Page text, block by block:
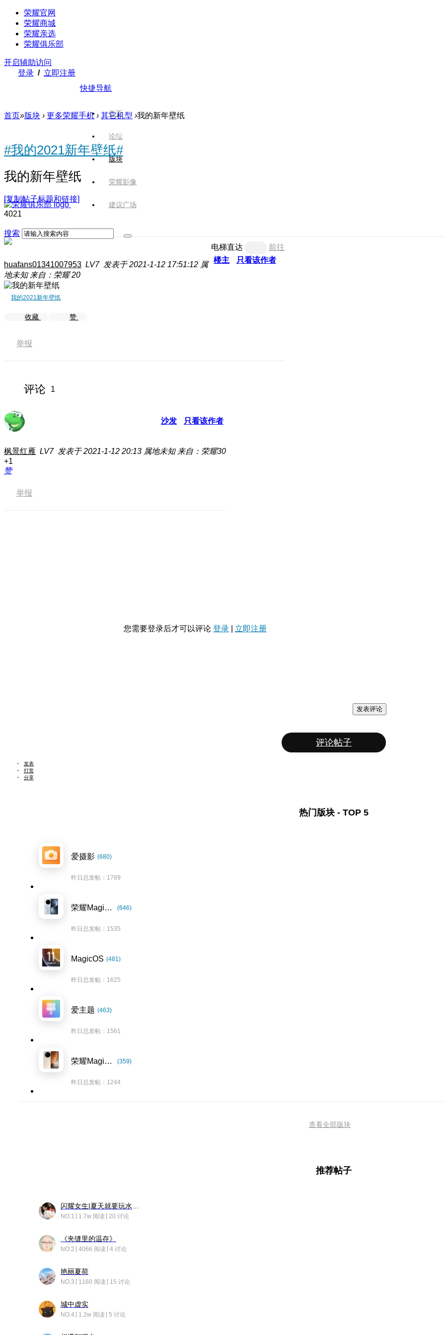
荣耀官网
荣耀商城
荣耀亲选
荣耀俱乐部
开启辅助访问
登录 / 立即注册
快捷导航
首页
论坛
版块
荣耀影像
建议广场
搜索
首页»版块 › 更多荣耀手机 › 其它机型 ›我的新年壁纸
#我的2021新年壁纸#
我的新年壁纸
[复制帖子标题和链接]
4021
电梯直达
前往
楼主
只看该作者
huafans01341007953 LV7 发表于 2021-1-12 17:51:12 属
地未知 来自：荣耀 20
我的2021新年壁纸
收藏 赞
举报
评论 1
沙发 只看该作者
枫景红雁 LV7 发表于 2021-1-12 20:13 属地未知 来自：荣耀30
+1
赞
举报
您需要登录后才可以评论 登录 立即注册
发表评论
评论帖子
发表
打赏
分享
热门版块 - TOP 5
爱摄影 (680)
昨日总发帖：1789
荣耀Magic7系列 (646)
昨日总发帖：1535
MagicOS (481)
昨日总发帖：1625
爱主题 (463)
昨日总发帖：1561
荣耀Magic8系列 (359)
昨日总发帖：1244
查看全部版块
推荐帖子
NO.1 1.7w 阅读 20 讨论
《夹缝里的温存》
NO.2 4066 阅读 4 讨论
艳丽夏荷
NO.3 1160 阅读 15 讨论
城中虚实
NO.4 1.2w 阅读 5 讨论